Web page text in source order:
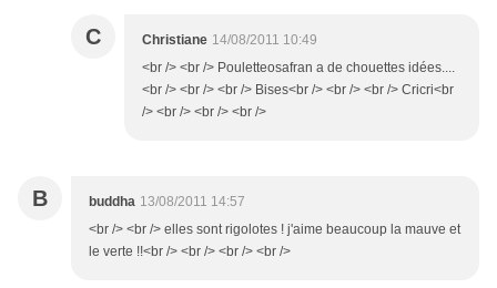
C Christiane 14/08/2011 10:49
<br /> <br /> Pouletteosafran a de chouettes idées....
<br /> <br /> <br /> Bises<br /> <br /> <br /> Cricri<br
/> <br /> <br /> <br />
B buddha 13/08/2011 14:57
<br /> <br /> elles sont rigolotes ! j'aime beaucoup la mauve et
le verte !!<br /> <br /> <br /> <br />